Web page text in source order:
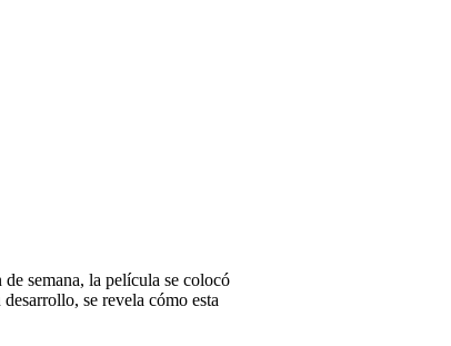
semana, la película se colocó
se revela cómo esta